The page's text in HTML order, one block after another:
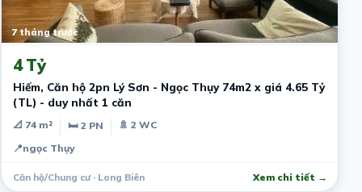
7 tháng trước
4 Tỷ
Hiếm, Căn hộ 2pn Lý Sơn - Ngọc Thụy 74m2 x giá 4.65 Tỷ
(TL) - duy nhất 1 căn
📐 74 m² 🛏 2 PN
🚿 2 WC
📍ngọc Thụy
Căn hộ/Chung cư · Long Biên Xem chi tiết →